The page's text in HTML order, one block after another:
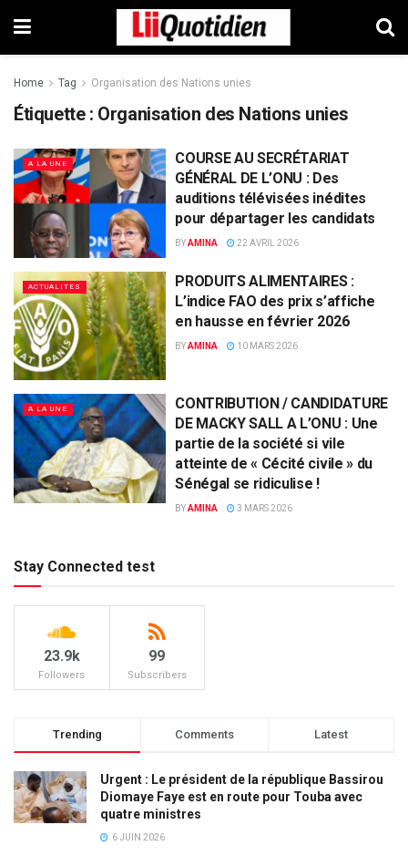
Home Tag Organisation des Nations unies
Étiquette : Organisation des Nations unies
A LA UNE
COURSE AU SECRÉTARIAT
GÉNÉRAL DE L’ONU : Des
auditions télévisées inédites
pour départager les candidats
BYAMINA 22 AVRIL 2026
ACTUALITES
PRODUITS ALIMENTAIRES :
L’indice FAO des prix s’affiche
en hausse en février 2026
BYAMINA 10 MARS 2026
A LA UNE
CONTRIBUTION / CANDIDATURE
DE MACKY SALL A L’ONU : Une
partie de la société si vile
atteinte de « Cécité civile » du
Sénégal se ridiculise !
BYAMINA 3 MARS 2026
Stay Connected test
23.9k
Followers
99
Subscribers
Trending Comments Latest
Urgent : Le président de la république Bassirou
Diomaye Faye est en route pour Touba avec
quatre ministres
6 JUIN 2026